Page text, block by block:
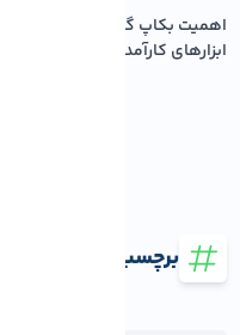
اهمیت بکاپ گیری منظم و معرفی
ابزارهای کارآمد در لی...
برچسب ها